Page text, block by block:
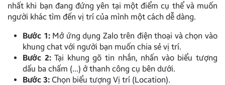
nhất khi bạn đang đứng yên tại một điểm cụ thể và muốn
người khác tìm đến vị trí của mình một cách dễ dàng.
Bước 1:Mở ứng dụng Zalo trên điện thoại và chọn vào
khung chat với người bạn muốn chia sẻ vị trí.
Bước 2:Tại khung gõ tin nhắn, nhấn vào biểu tượng
dấu ba chấm (…) ở thanh công cụ bên dưới.
Bước 3: Chọn biểu tượng Vị trí (Location).